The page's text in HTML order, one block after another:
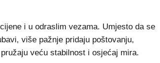
i u odraslim vezama. Umjesto da se
više pažnje pridaju poštovanju,
veću stabilnost i osjećaj mira.